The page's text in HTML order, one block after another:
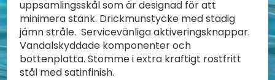
uppsamlingsskål som är designad för att
minimera stänk. Drickmunstycke med stadig
jämn stråle. Servicevänliga aktiveringsknappar.
Vandalskyddade komponenter och
bottenplatta. Stomme i extra kraftigt rostfritt
stål med satinfinish.